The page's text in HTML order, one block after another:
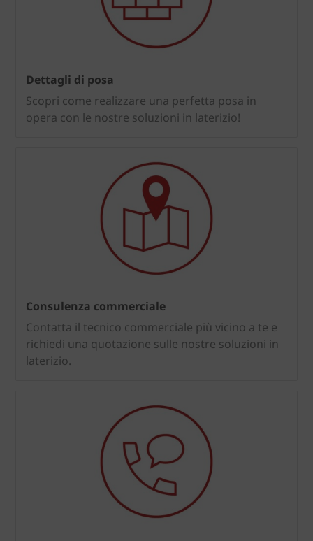
Dettagli di posa
Scopri come realizzare una perfetta posa in
opera con le nostre soluzioni in laterizio!
Consulenza commerciale
Contatta il tecnico commerciale più vicino a te e
richiedi una quotazione sulle nostre soluzioni in
laterizio.